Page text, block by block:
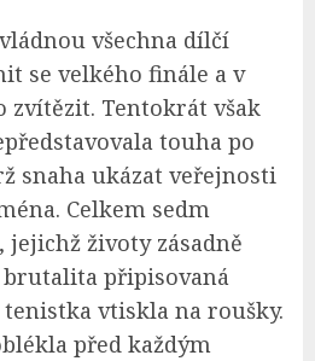
všechna dílčí
se velkého finále a v
zvítězit. Tentokrát však
touha po
snaha ukázat veřejnosti
Celkem sedm
jejichž životy zásadně
připisovaná
vtiskla na roušky.
před každým